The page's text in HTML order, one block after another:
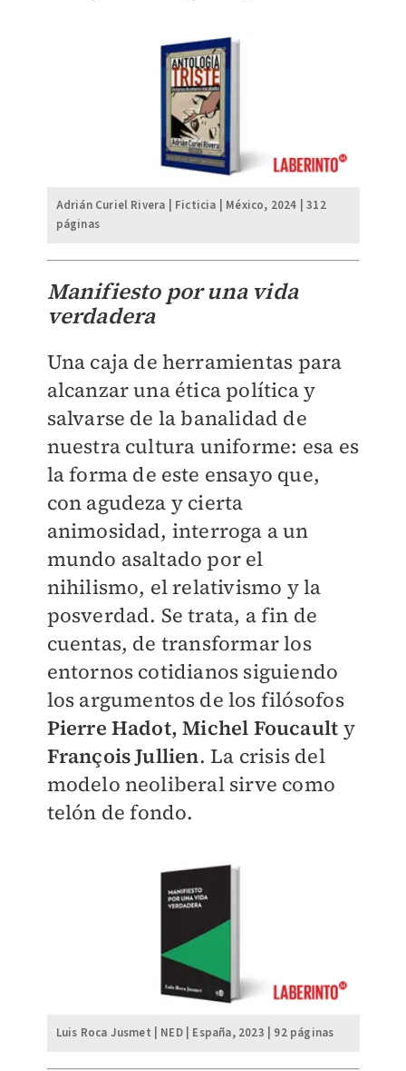
Adrián Curiel Rivera | Ficticia | México, 2024 | 312
páginas
Manifiesto por una vida
verdadera
Una caja de herramientas para
alcanzar una ética política y
salvarse de la banalidad de
nuestra cultura uniforme: esa es
la forma de este ensayo que,
con agudeza y cierta
animosidad, interroga a un
mundo asaltado por el
nihilismo, el relativismo y la
posverdad. Se trata, a fin de
cuentas, de transformar los
entornos cotidianos siguiendo
los argumentos de los filósofos
Pierre Hadot, Michel Foucault y
François Jullien. La crisis del
modelo neoliberal sirve como
telón de fondo.
Luis Roca Jusmet | NED | España, 2023 | 92 páginas